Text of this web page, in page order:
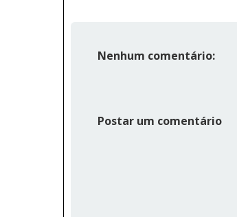
Nenhum comentário:
Postar um comentário